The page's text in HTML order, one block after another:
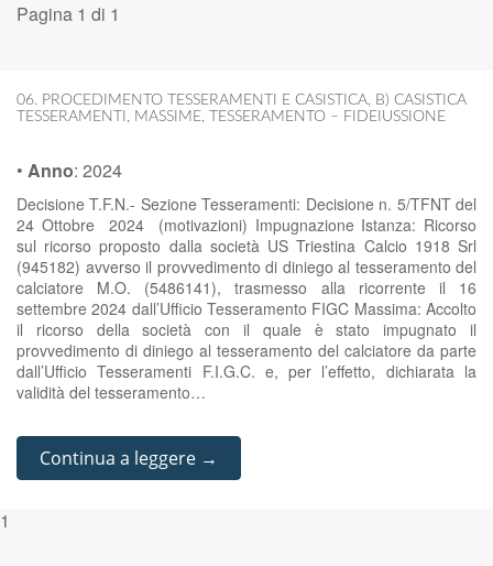
Pagina 1 di 1
06. PROCEDIMENTO TESSERAMENTI E CASISTICA, B) CASISTICA
TESSERAMENTI , MASSIME, TESSERAMENTO – FIDEIUSSIONE
• Anno: 2024
Decisione T.F.N.- Sezione Tesseramenti: Decisione n. 5/TFNT del
24 Ottobre 2024 (motivazioni) Impugnazione Istanza: Ricorso
sul ricorso proposto dalla società US Triestina Calcio 1918 Srl
(945182) avverso il provvedimento di diniego al tesseramento del
calciatore M.O. (5486141), trasmesso alla ricorrente il 16
settembre 2024 dall’Ufficio Tesseramento FIGC Massima: Accolto
il ricorso della società con il quale è stato impugnato il
provvedimento di diniego al tesseramento del calciatore da parte
dall’Ufficio Tesseramenti F.I.G.C. e, per l’effetto, dichiarata la
validità del tesseramento…
Continua a leggere →
1